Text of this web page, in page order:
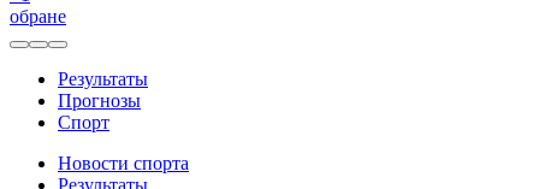
обране
Результаты
Прогнозы
Спорт
Новости спорта
Результаты